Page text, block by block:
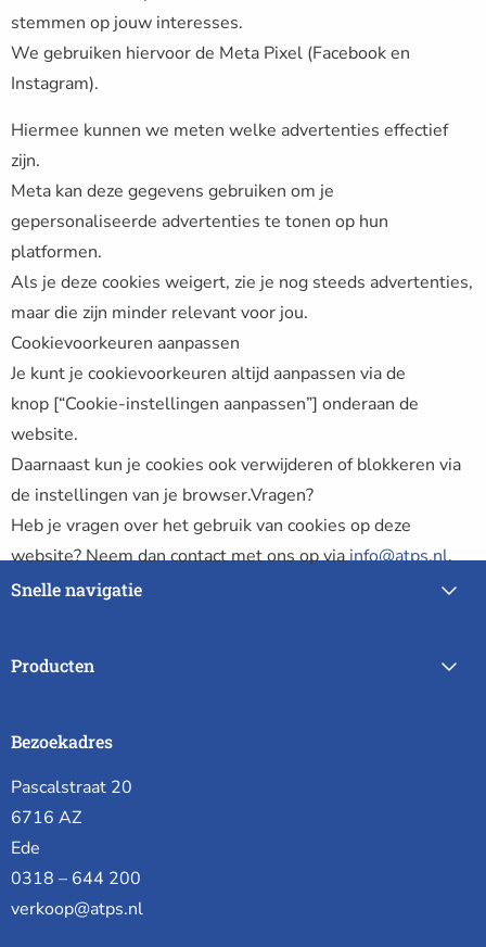
stemmen op jouw interesses.
We gebruiken hiervoor de Meta Pixel (Facebook en
Instagram).
Hiermee kunnen we meten welke advertenties effectief
zijn.
Meta kan deze gegevens gebruiken om je
gepersonaliseerde advertenties te tonen op hun
platformen.
Als je deze cookies weigert, zie je nog steeds advertenties,
maar die zijn minder relevant voor jou.
Cookievoorkeuren aanpassen
Je kunt je cookievoorkeuren altijd aanpassen via de
knop [“Cookie-instellingen aanpassen”] onderaan de
website.
Daarnaast kun je cookies ook verwijderen of blokkeren via
de instellingen van je browser.Vragen?
Heb je vragen over het gebruik van cookies op deze
website? Neem dan contact met ons op viainfo@atps.nl.
Snelle navigatie
Producten
Bezoekadres
Pascalstraat 20
6716 AZ
Ede
0318 – 644 200
verkoop@atps.nl